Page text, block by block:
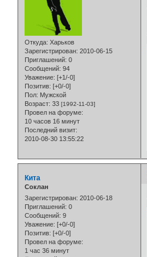
Откуда: Харьков
Зарегистрирован: 2010-06-15
Приглашений: 0
Сообщений: 94
Уважение: [+1/-0]
Позитив: [+0/-0]
Пол: Мужской
Возраст: 33 [1992-11-03]
Провел на форуме:
10 часов 16 минут
Последний визит:
2010-08-30 13:55:22
Кита
Cоклан
Зарегистрирован: 2010-06-18
Приглашений: 0
Сообщений: 9
Уважение: [+0/-0]
Позитив: [+0/-0]
Провел на форуме:
1 час 36 минут